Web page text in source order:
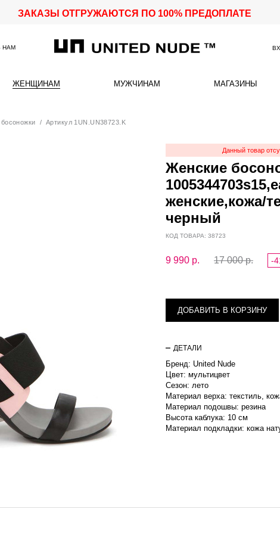
ЗАКАЗЫ ОТГРУЖАЮТСЯ ПО 100% ПРЕДОПЛАТЕ
НАМ
ЖЕНЩИНАМ МУЖЧИНАМ МАГАЗИНЫ
/ Артикул 1UN.UN38723.K
Данный товар
Женские
женские,кожа/
черный
КОД ТОВАРА: 38723
9 990 р. 17 000 р. -
ДОБАВИТЬ В КОРЗИНУ
ДЕТАЛИ
Бренд: United Nude
Цвет: мультицвет
Сезон: лето
Материал верха: текстиль,
Материал подошвы: резина
Высота каблука: 10 см
Материал подкладки: кожа